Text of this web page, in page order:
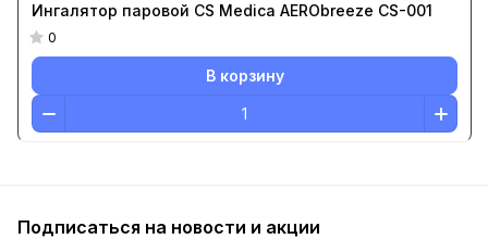
Ингалятор паровой CS Medica AERObreeze CS-001
0
В корзину
Подписаться на новости и акции